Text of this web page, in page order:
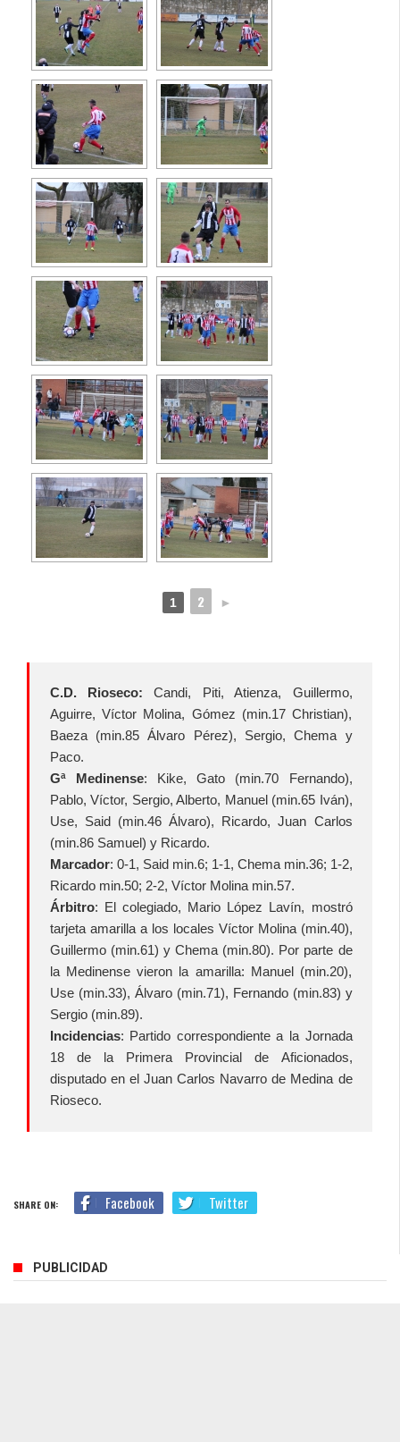
1 2 ►
C.D. Rioseco: Candi, Piti, Atienza, Guillermo,
Aguirre, Víctor Molina, Gómez (min.17 Christian),
Baeza (min.85 Álvaro Pérez), Sergio, Chema y
Paco.
Gª Medinense: Kike, Gato (min.70 Fernando),
Pablo, Víctor, Sergio, Alberto, Manuel (min.65 Iván),
Use, Said (min.46 Álvaro), Ricardo, Juan Carlos
(min.86 Samuel) y Ricardo.
Marcador: 0-1, Said min.6; 1-1, Chema min.36; 1-2,
Ricardo min.50; 2-2, Víctor Molina min.57.
Árbitro: El colegiado, Mario López Lavín, mostró
tarjeta amarilla a los locales Víctor Molina (min.40),
Guillermo (min.61) y Chema (min.80). Por parte de
la Medinense vieron la amarilla: Manuel (min.20),
Use (min.33), Álvaro (min.71), Fernando (min.83) y
Sergio (min.89).
Incidencias: Partido correspondiente a la Jornada
18 de la Primera Provincial de Aficionados,
disputado en el Juan Carlos Navarro de Medina de
Rioseco.
SHARE ON: Facebook Twitter
PUBLICIDAD